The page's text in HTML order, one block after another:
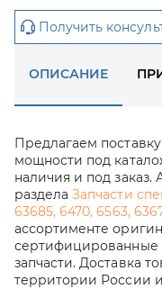
Получить
ОПИСАНИЕ
Предлагаем
мощности под
наличия и под заказ.
разделаЗапчасти
63685, 6470, 6563,
ассортименте
сертифицированные
запчасти. Доставка
территории России